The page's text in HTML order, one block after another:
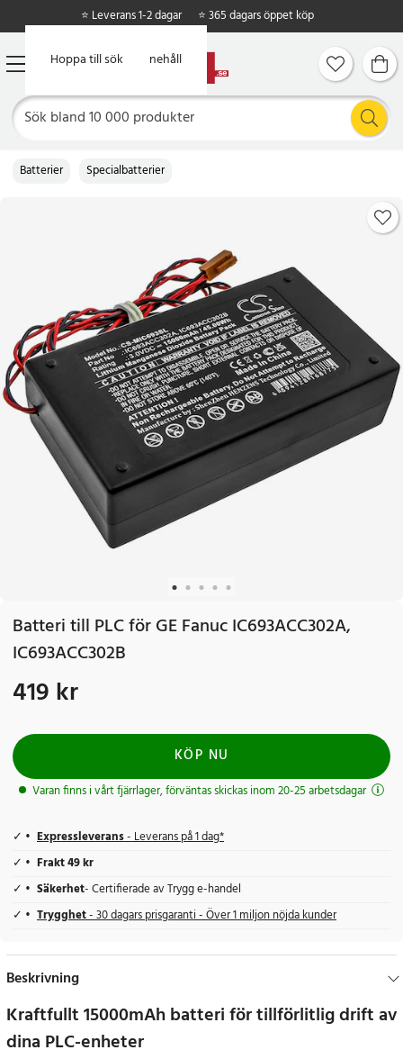
Hoppa till huvudinnehåll
Hoppa till sök
⭐ Leverans 1-2 dagar ⭐ 365 dagars öppet köp
Batterier Specialbatterier
Batteri till PLC för GE Fanuc IC693ACC302A,
IC693ACC302B
Pris:419 kr
419 kr
KÖP NU
Varan finns i vårt fjärrlager, förväntas skickas inom 20-25 arbetsdagar
Expressleverans- Leverans på 1 dag*
Frakt 49 kr
Säkerhet- Certifierade av Trygg e-handel
Trygghet- 30 dagars prisgaranti - Över 1 miljon nöjda kunder
Beskrivning
Kraftfullt 15000mAh batteri för tillförlitlig drift av
dina PLC-enheter